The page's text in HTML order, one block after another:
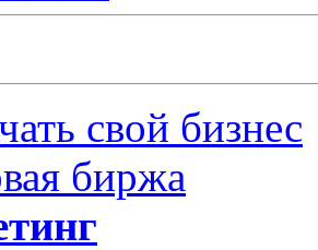
свой бизнес
биржа